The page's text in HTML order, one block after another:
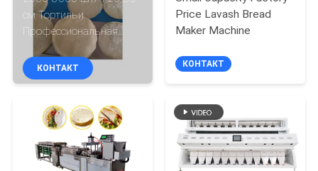
ЗАВОДУ
КОНТРОЛЬ
КАЧЕСТВА
СВЯЖИТЕСЬ
см Тортильи
Профессиональная
линия производства
тортильи
КОНТАКТ
Price Lavash Bread
Maker Machine
КОНТАКТ